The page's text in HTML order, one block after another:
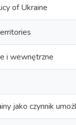
of Ukraine
i wewnętrzne
jako czynnik